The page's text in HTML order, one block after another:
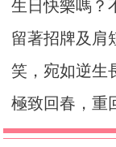
生日快樂嗎？
留著招牌及肩
笑，宛如逆生
極致回春，重